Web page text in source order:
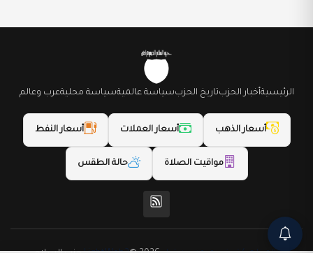
الرئيسيةأخبار الحزبتاريخ الحزبسياسة عالميةسياسة محليةعرب وعالم
أسعار الذهب أسعار العملات أسعار النفط
مواقيت الصلاة حالة الطقس